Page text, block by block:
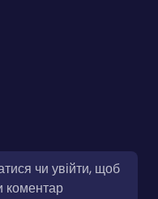
чи увійти, щоб
коментар